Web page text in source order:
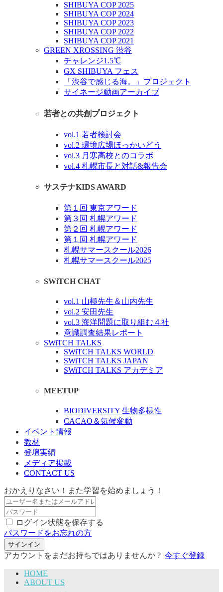
SHIBUYA COP 2025
SHIBUYA COP 2024
SHIBUYA COP 2023
SHIBUYA COP 2022
SHIBUYA COP 2021
GREEN XROSSING 渋谷
チャレンジ1.5℃
GX SHIBUYA フェス
「渋谷で感じる海。」プロジェクト
サイネージ動画アーカイブ
若者との共創プロジェクト
vol.1 若者検討会
vol.2 環境広場ほっかいどう
vol.3 月寒高校とのコラボ
vol.4 札幌市長と対話&報告会
サステナKIDS AWARD
第１回 東京アワード
第３回 札幌アワード
第２回 札幌アワード
第１回 札幌アワード
札幌サマースクール2026
札幌サマースクール2025
SWiTCH CHAT
vol.1 山極先生＆山内先生
vol.2 安田先生
vol.3 海洋問題に取り組む４社
意識調査結果レポート
SWiTCH TALKS
SWiTCH TALKS WORLD
SWiTCH TALKS JAPAN
SWiTCH TALKS アカデミア
MEETUP
BIODIVERSITY 生物多様性
CACAO＆気候変動
イベント情報
教材
登壇実績
メディア掲載
CONTACT US
おかえりなさい！また学習を始めましょう！
ログイン状態を保存する
パスワードをお忘れの方
サインイン
アカウントをまだお持ちではありませんか ? 今すぐ登録
HOME
ABOUT US